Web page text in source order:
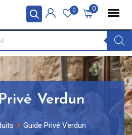
0
0
Verdun
Guide Privé Verdun